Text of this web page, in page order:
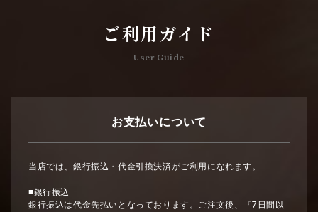
ご利用ガイド
User Guide
お支払いについて
当店では、銀行振込・代金引換決済がご利用になれます。
■銀行振込
銀行振込は代金先払いとなっております。ご注文後、『7日間以